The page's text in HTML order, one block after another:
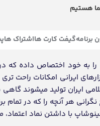
برنامهگیفت کارت هااشتراک ها
به خود اختصاص داده که
ایرانی امکانات
ایران تولید میشوند
هر آنچه را که در تمام
اعتماد، مفتخر به تکمیل روزانه بیش